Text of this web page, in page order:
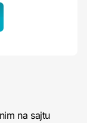
na sajtu